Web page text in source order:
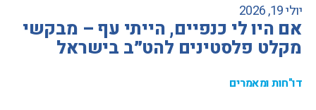
יולי 19, 2026
אם היו לי כנפיים, הייתי עף – מבקשי
מקלט פלסטינים להט״ב בישראל
דו"חות ומאמרים